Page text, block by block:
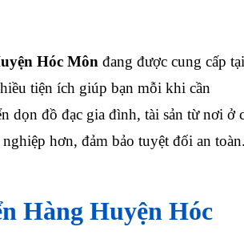
Hóc Môn đang được cung cấp tại
tiện ích giúp bạn mỗi khi cần
dọn đồ đạc gia đình, tài sản từ nơi ở
hơn, đảm bảo tuyệt đối an
Hàng Huyện Hóc